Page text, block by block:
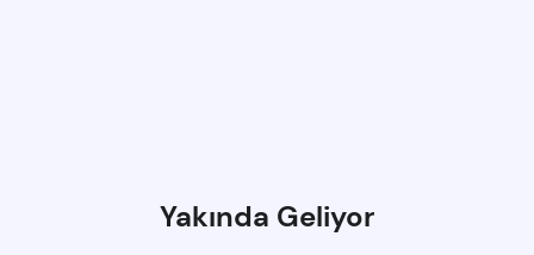
Yakında Geliyor